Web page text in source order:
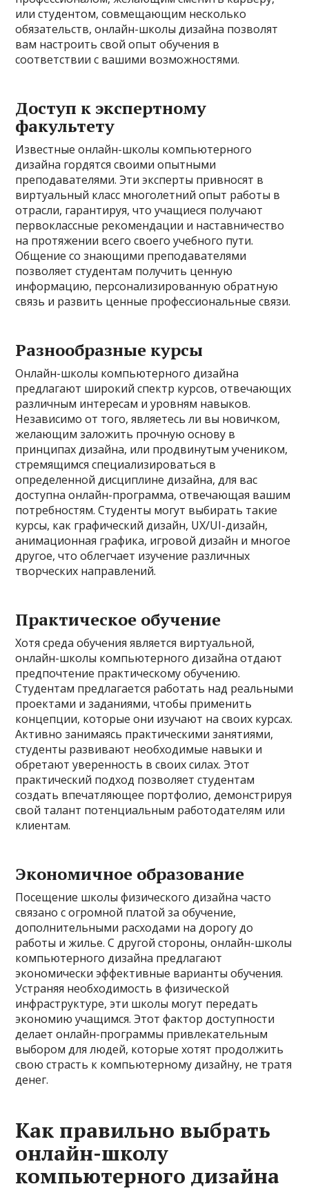
или студентом, совмещающим несколько
обязательств, онлайн-школы дизайна позволят
вам настроить свой опыт обучения в
соответствии с вашими возможностями.
Доступ к экспертному
факультету
Известные онлайн-школы компьютерного
дизайна гордятся своими опытными
преподавателями. Эти эксперты привносят в
виртуальный класс многолетний опыт работы в
отрасли, гарантируя, что учащиеся получают
первоклассные рекомендации и наставничество
на протяжении всего своего учебного пути.
Общение со знающими преподавателями
позволяет студентам получить ценную
информацию, персонализированную обратную
связь и развить ценные профессиональные связи.
Разнообразные курсы
Онлайн-школы компьютерного дизайна
предлагают широкий спектр курсов, отвечающих
различным интересам и уровням навыков.
Независимо от того, являетесь ли вы новичком,
желающим заложить прочную основу в
принципах дизайна, или продвинутым учеником,
стремящимся специализироваться в
определенной дисциплине дизайна, для вас
доступна онлайн-программа, отвечающая вашим
потребностям. Студенты могут выбирать такие
курсы, как графический дизайн, UX/UI-дизайн,
анимационная графика, игровой дизайн и многое
другое, что облегчает изучение различных
творческих направлений.
Практическое обучение
Хотя среда обучения является виртуальной,
онлайн-школы компьютерного дизайна отдают
предпочтение практическому обучению.
Студентам предлагается работать над реальными
проектами и заданиями, чтобы применить
концепции, которые они изучают на своих курсах.
Активно занимаясь практическими занятиями,
студенты развивают необходимые навыки и
обретают уверенность в своих силах. Этот
практический подход позволяет студентам
создать впечатляющее портфолио, демонстрируя
свой талант потенциальным работодателям или
клиентам.
Экономичное образование
Посещение школы физического дизайна часто
связано с огромной платой за обучение,
дополнительными расходами на дорогу до
работы и жилье. С другой стороны, онлайн-школы
компьютерного дизайна предлагают
экономически эффективные варианты обучения.
Устраняя необходимость в физической
инфраструктуре, эти школы могут передать
экономию учащимся. Этот фактор доступности
делает онлайн-программы привлекательным
выбором для людей, которые хотят продолжить
свою страсть к компьютерному дизайну, не тратя
денег.
Как правильно выбрать
онлайн-школу
компьютерного дизайна